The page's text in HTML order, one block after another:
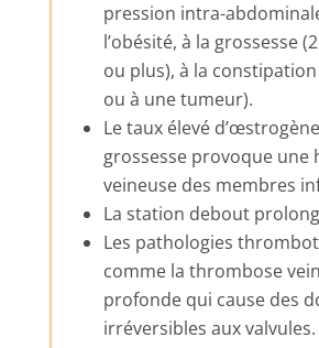
pression intra-
l’obésité, à la grossesse
ou plus), à la
ou à une tumeur).
Le taux élevé
grossesse provoque une
veineuse des membres
La station debout
Les pathologies
comme la thrombose
profonde qui cause des
irréversibles aux valvules.